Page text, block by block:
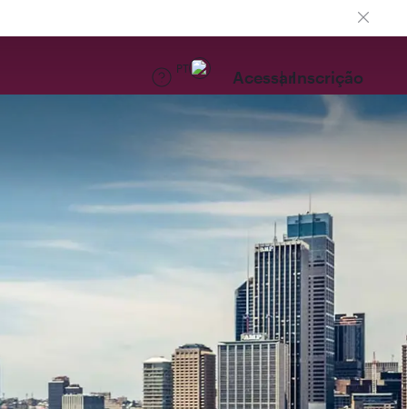
PT AcessarInscrição